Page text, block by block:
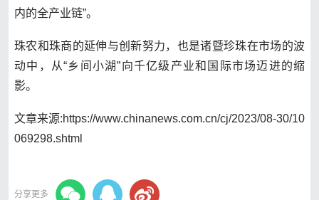
内的全产业链”。
珠农和珠商的延伸与创新努力，也是诸暨珍珠在市场的波
动中，从“乡间小湖”向千亿级产业和国际市场迈进的缩
影。
文章来源:https://www.chinanews.com.cn/cj/2023/08-30/10
069298.shtml
分享更多